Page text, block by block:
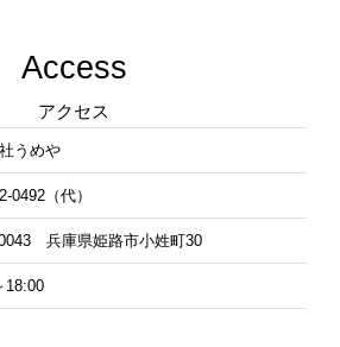
Access
アクセス
うめや
0492（代）
兵庫県姫路市小姓町30
18:00